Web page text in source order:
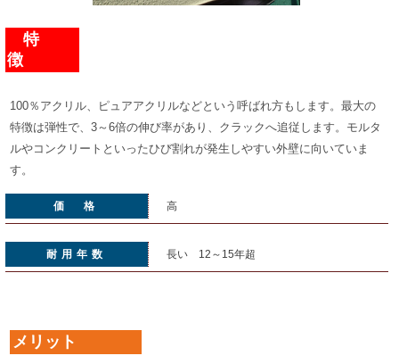
特
徴
100％アクリル、ピュアアクリルなどという呼ばれ方もします。最大の
特徴は弾性で、3～6倍の伸び率があり、クラックへ追従します。モルタ
ルやコンクリートといったひび割れが発生しやすい外壁に向いていま
す。
価 格 高
耐用年数 長い 12～15年超
メリット